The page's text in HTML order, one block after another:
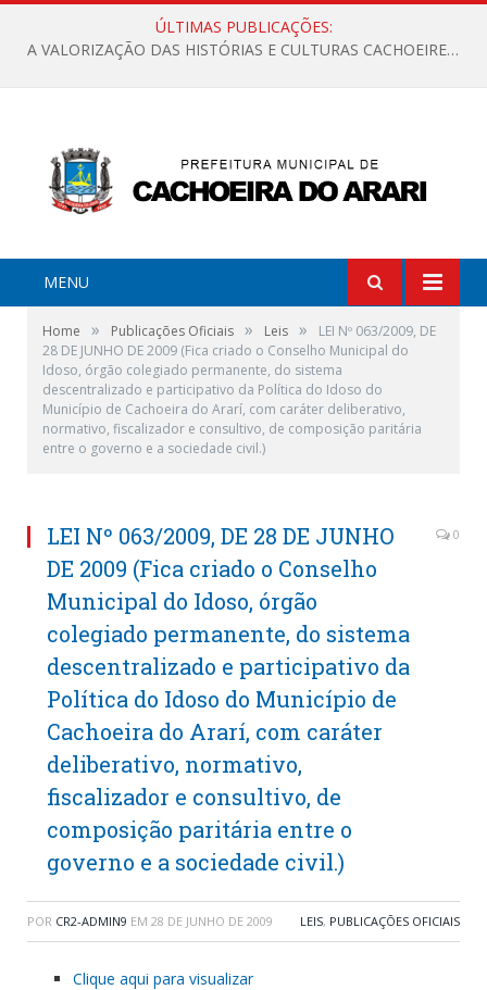
ÚLTIMAS PUBLICAÇÕES:
A VALORIZAÇÃO DAS HISTÓRIAS E CULTURAS CACHOEIRENSES
MENU
Home » Publicações Oficiais » Leis »
LEI Nº 063/2009, DE
28 DE JUNHO DE 2009 (Fica criado o Conselho Municipal do
Idoso, órgão colegiado permanente, do sistema
descentralizado e participativo da Política do Idoso do
Município de Cachoeira do Ararí, com caráter deliberativo,
normativo, fiscalizador e consultivo, de composição paritária
entre o governo e a sociedade civil.)
LEI Nº 063/2009, DE 28 DE JUNHO
DE 2009 (Fica criado o Conselho
Municipal do Idoso, órgão
colegiado permanente, do sistema
descentralizado e participativo da
Política do Idoso do Município de
Cachoeira do Ararí, com caráter
deliberativo, normativo,
fiscalizador e consultivo, de
composição paritária entre o
governo e a sociedade civil.)
0
POR CR2-ADMIN9 EM 28 DE JUNHO DE 2009 LEIS, PUBLICAÇÕES OFICIAIS
Clique aqui para visualizar